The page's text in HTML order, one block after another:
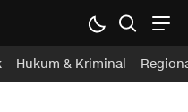
Hukum & Kriminal